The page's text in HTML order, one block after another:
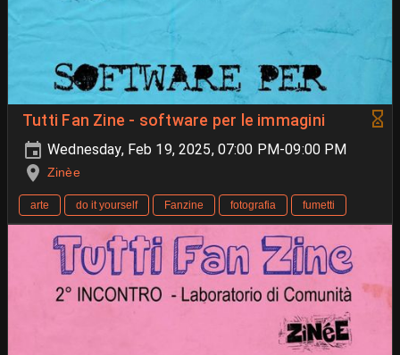
Tutti Fan Zine - software per le immagini
Wednesday, Feb 19, 2025, 07:00 PM-09:00 PM
Zinèe
arte do it yourself Fanzine fotografia fumetti